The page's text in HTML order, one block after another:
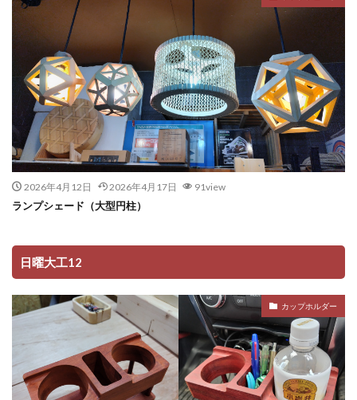
2026年4月12日 2026年4月17日 91view
ランプシェード（大型円柱）
日曜大工12
カップホルダー